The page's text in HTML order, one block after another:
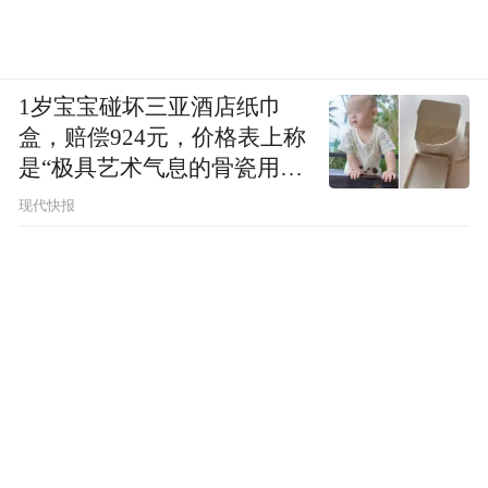
1岁宝宝碰坏三亚酒店纸巾
盒，赔偿924元，价格表上称
是“极具艺术气息的骨瓷用
品”
现代快报